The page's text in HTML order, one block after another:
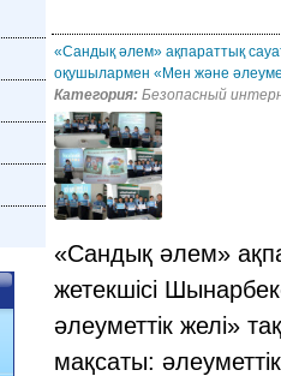
«Сандық әлем» ақпараттық
оқушылармен «Мен және
Категория: Безопасный
«Сандық әлем»
жетекшісі
әлеуметтік желі»
мақсаты: